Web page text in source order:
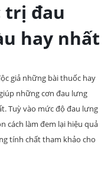
trị đau
hay nhất
giả những bài thuốc hay
những cơn đau lưng
Tuỳ vào mức độ đau lưng
cách làm đem lại hiệu quả
tính chất tham khảo cho